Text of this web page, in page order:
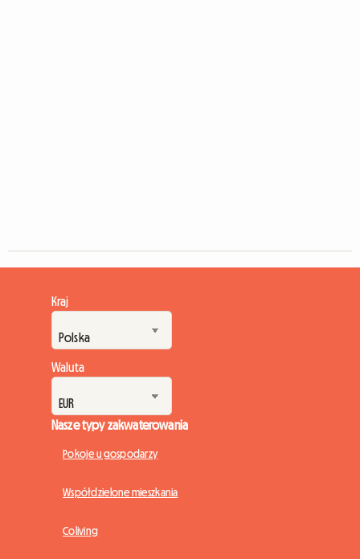
Kraj
Waluta
Nasze typy zakwaterowania
Pokoje u gospodarzy
Współdzielone mieszkania
Coliving